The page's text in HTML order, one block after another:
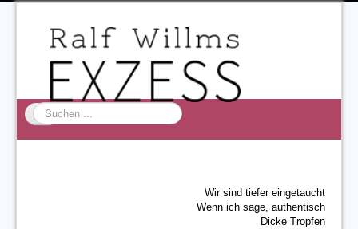
Suchen
...
Wir sind tiefer eingetaucht
Wenn ich sage, authentisch
Dicke Tropfen